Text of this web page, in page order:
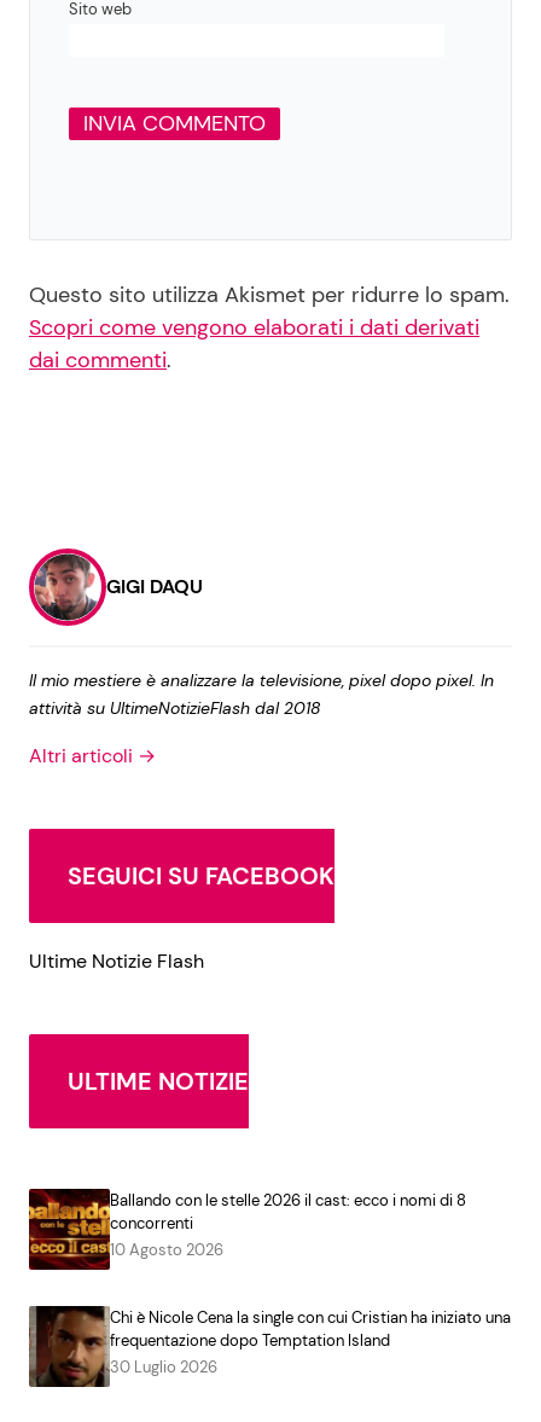
Sito web
Questo sito utilizza Akismet per ridurre lo spam.
Scopri come vengono elaborati i dati derivati
dai commenti.
GIGI DAQU
Il mio mestiere è analizzare la televisione, pixel dopo pixel. In
attività su UltimeNotizieFlash dal 2018
Altri articoli →
SEGUICI SU FACEBOOK
Ultime Notizie Flash
ULTIME NOTIZIE
Ballando con le stelle 2026 il cast: ecco i nomi di 8
concorrenti
10 Agosto 2026
Chi è Nicole Cena la single con cui Cristian ha iniziato una
frequentazione dopo Temptation Island
30 Luglio 2026